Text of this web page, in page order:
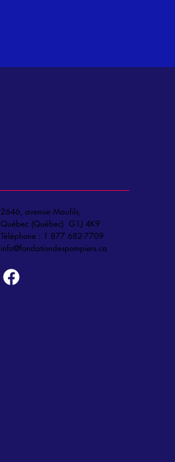
2646, avenue Maufils,
Québec (Québec) G1J 4K9
Téléphone : 1 877 682-7709
info@fondationdespompiers.ca